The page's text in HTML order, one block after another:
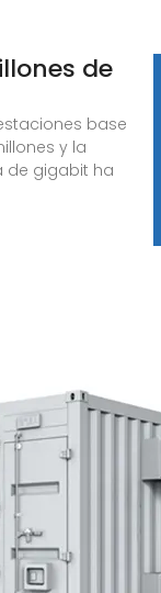
de
base
y la
de gigabit ha